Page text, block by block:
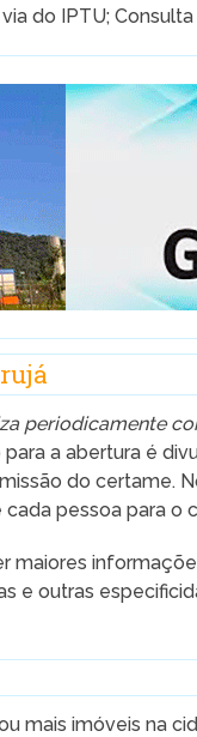
do IPTU;
periodicamente
a abertura é
do certame.
pessoa para o
maiores
e outras
mais imóveis na